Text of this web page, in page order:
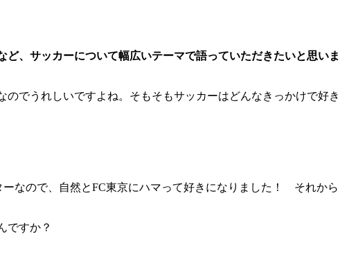
、サッカーについて幅広いテーマで語っていただきたいと思いま
でうれしいですよね。そもそもサッカーはどんなきっかけで好き
なので、自然とFC東京にハマって好きになりました！ それから
ですか？